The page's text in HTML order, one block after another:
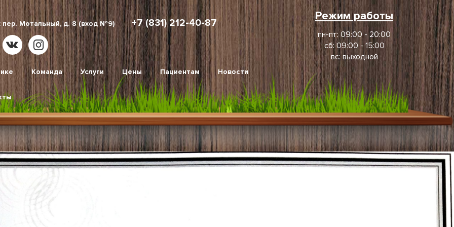
пер. Мотальный, д. 8 (вход №9) +7 (831) 212-40-87
Команда Услуги Цены Пациентам Новости
Режим работы
пн-пт: 09:00 - 20:00
сб: 09:00 - 15:00
вс: выходной